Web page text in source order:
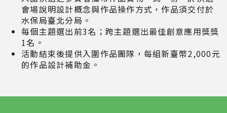
會場說明設計概念與作品操作方式，作品須交付於
水保局臺北分局。
每個主題選出前3名；跨主題選出最佳創意應用獎獎
1名。
活動結束後提供入圍作品團隊，每組新臺幣2,000元
的作品設計補助金。